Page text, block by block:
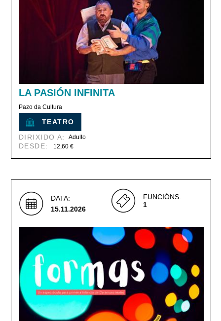
LA PASIÓN INFINITA
Pazo da Cultura
TEATRO
DIRIXIDO A:
Adulto
DESDE: 12,60 €
DATA:
15.11.2026
FUNCIÓNS:
1